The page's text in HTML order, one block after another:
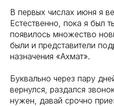
В первых числах июня я
Естественно, пока я был
появилось множество
были и представители
назначения «Ахмат».
Буквально через пару
вернулся, раздался
нужен, давай срочно